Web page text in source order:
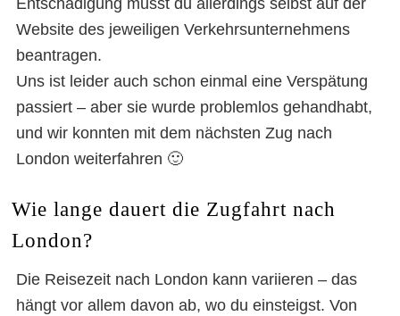
Mit dem Zug nach London
Entschädigung musst du allerdings selbst auf der
Website des jeweiligen Verkehrsunternehmens
beantragen.
Uns ist leider auch schon einmal eine Verspätung
passiert – aber sie wurde problemlos gehandhabt,
und wir konnten mit dem nächsten Zug nach
London weiterfahren 🙂
Wie lange dauert die Zugfahrt nach
London?
Die Reisezeit nach London kann variieren – das
hängt vor allem davon ab, wo du einsteigst. Von